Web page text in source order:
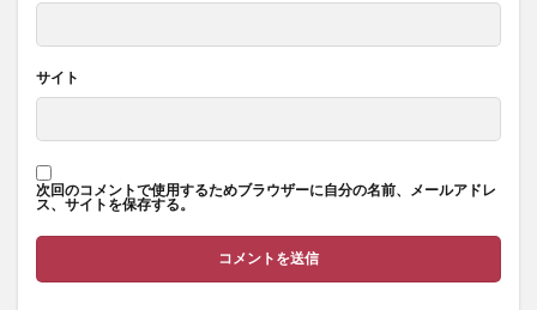
サイト
次回のコメントで使用するためブラウザーに自分の名前、メールアドレ
ス、サイトを保存する。